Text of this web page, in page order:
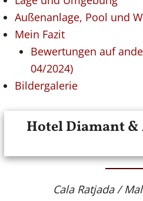
Außenanlage, Pool und
Mein Fazit
Bewertungen auf
04/2024)
Bildergalerie
Hotel Diamant
Cala Ratjada /